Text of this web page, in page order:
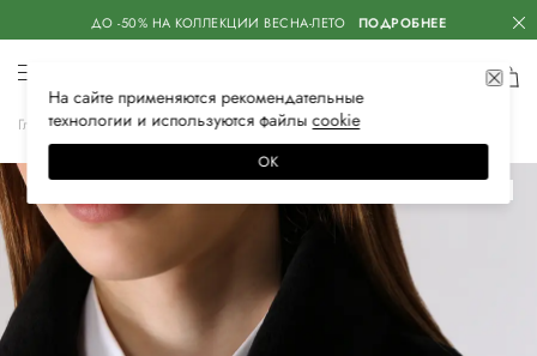
ДО -50% НА КОЛЛЕКЦИИ ВЕСНА-ЛЕТО ПОДРОБНЕЕ
Главная Женская Одежда Верхняя одежда Шубы и дубленки
На сайте применяются рекомендательные
технологии и используются файлысооkiе
ОК